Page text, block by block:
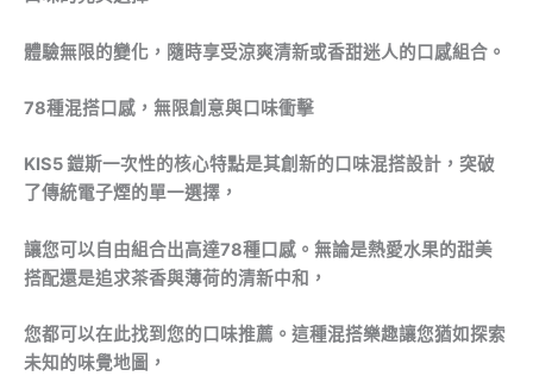
體驗無限的變化，隨時享受涼爽清新或香甜迷人的口感組合。
78種混搭口感，無限創意與口味衝擊
KIS5鎧斯一次性的核心特點是其創新的口味混搭設計， 突破
了傳統電子煙的單一選擇，
讓您可以自由組合出高達78種口感。無論是熱愛水果的甜美
搭配還是追求茶香與薄荷的清新中和，
您都可以在此找到您的口味推薦。這種混搭樂趣讓您猶如探索
未知的味覺地圖，